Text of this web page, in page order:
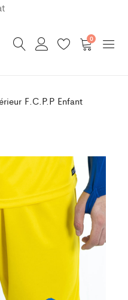
0
F.C.P.P Enfant